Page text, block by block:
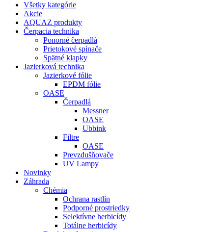
Všetky kategórie
Akcie
AQUAZ produkty
Čerpacia technika
Ponorné čerpadlá
Prietokové spínače
Spätné klapky
Jazierková technika
Jazierkové fólie
EPDM fólie
OASE
Čerpadlá
Messner
OASE
Ubbink
Filtre
OASE
Prevzdušňovače
UV Lampy
Novinky
Záhrada
Chémia
Ochrana rastlín
Podporné prostriedky
Selektívne herbicídy
Totálne herbicídy